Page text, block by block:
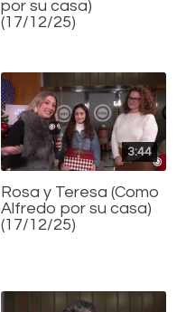
por su casa)
(17/12/25)
3:44
Rosa y Teresa (Como
Alfredo por su casa)
(17/12/25)